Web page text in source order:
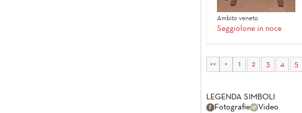
Ambito veneto
Seggiolone in noce
<< < 1 2 3 4 5
LEGENDA SIMBOLI
Fotografie
Video